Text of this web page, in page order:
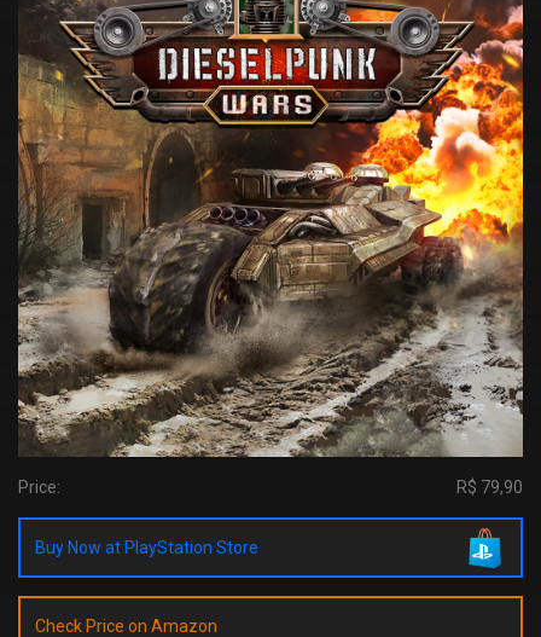
Price: R$ 79,90
Buy Now at PlayStation Store
Check Price on Amazon